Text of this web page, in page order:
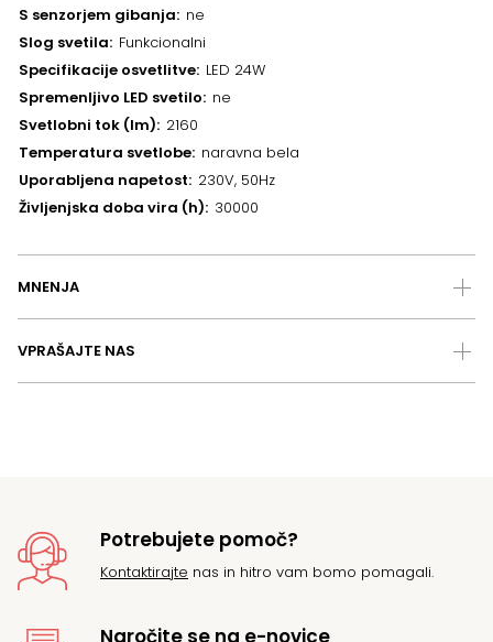
S senzorjem gibanja ne
Slog svetila Funkcionalni
Specifikacije osvetlitve LED 24W
Spremenljivo LED svetilo ne
Svetlobni tok (lm) 2160
Temperatura svetlobe naravna bela
Uporabljena napetost 230V, 50Hz
Življenjska doba vira (h) 30000
MNENJA
VPRAŠAJTE NAS
Potrebujete pomoč?
Kontaktirajte nas in hitro vam bomo pomagali.
Naročite se na e-novice